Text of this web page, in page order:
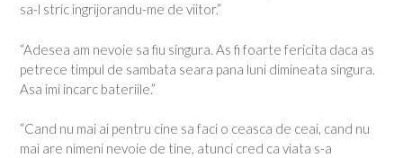
sa-l stric ingrijorandu-me de viitor.”
“Adesea am nevoie sa fiu singura. As fi foarte fericita daca as
petrece timpul de sambata seara pana luni dimineata singura.
Asa imi incarc bateriile.”
“Cand nu mai ai pentru cine sa faci o ceasca de ceai, cand nu
mai are nimeni nevoie de tine, atunci cred ca viata s-a